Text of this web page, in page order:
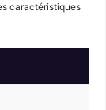
caractéristiques
créatif